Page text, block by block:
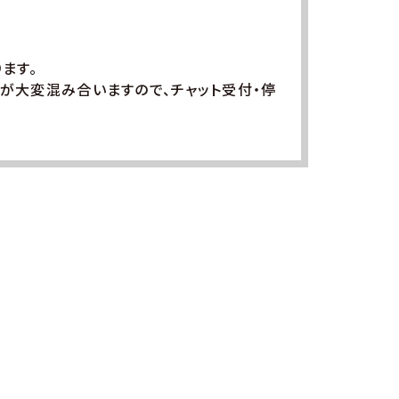
す。
変混み合いますので、チャット受付・停